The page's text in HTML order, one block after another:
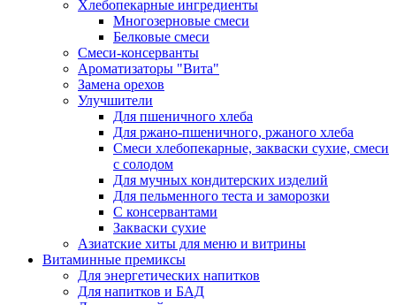
Хлебопекарные ингредиенты
Многозерновые смеси
Белковые смеси
Смеси-консерванты
Ароматизаторы "Вита"
Замена орехов
Улучшители
Для пшеничного хлеба
Для ржано-пшеничного, ржаного хлеба
Смеси хлебопекарные, закваски сухие, смеси
с солодом
Для мучных кондитерских изделий
Для пельменного теста и заморозки
С консервантами
Закваски сухие
Азиатские хиты для меню и витрины
Витаминные премиксы
Для энергетических напитков
Для напитков и БАД